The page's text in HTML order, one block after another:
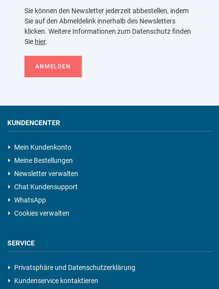
Sie können den Newsletter jederzeit abbestellen, indem
Sie auf den Abmeldelink innerhalb des Newsletters
klicken. Weitere Informationen zum Datenschutz finden
Sie hier.
ANMELDEN
KUNDENCENTER
Mein Kundenkonto
Meine Bestellungen
Newsletter verwalten
Chat Kundensupport
WhatsApp
Cookies verwalten
SERVICE
Privatsphäre und Datenschutzerklärung
Kundenservice kontaktieren